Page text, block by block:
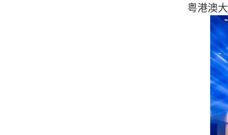
粤港澳